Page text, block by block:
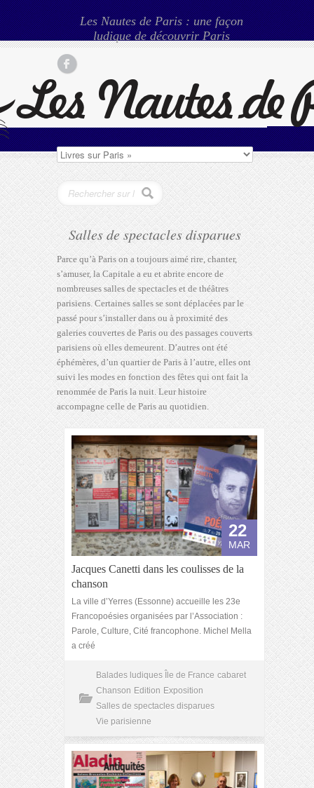
Les Nautes de Paris : une façon
ludique de découvrir Paris
Salles de spectacles disparues
Parce qu’à Paris on a toujours aimé rire, chanter,
s’amuser, la Capitale a eu et abrite encore de
nombreuses salles de spectacles et de théâtres
parisiens. Certaines salles se sont déplacées par le
passé pour s’installer dans ou à proximité des
galeries couvertes de Paris ou des passages couverts
parisiens où elles demeurent. D’autres ont été
éphémères, d’un quartier de Paris à l’autre, elles ont
suivi les modes en fonction des fêtes qui ont fait la
renommée de Paris la nuit. Leur histoire
accompagne celle de Paris au quotidien.
22
MAR
Jacques Canetti dans les coulisses de la
chanson
La ville d’Yerres (Essonne) accueille les 23e
Francopoésies organisées par l’Association :
Parole, Culture, Cité francophone. Michel Mella
a créé
Balades ludiques Île de France cabaret
Chanson Edition Exposition
Salles de spectacles disparues
Vie parisienne